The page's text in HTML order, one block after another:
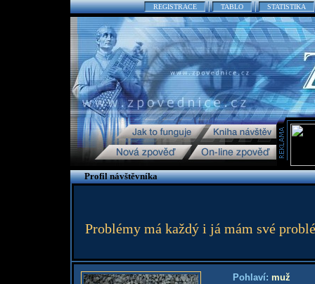
REGISTRACE TABLO STATISTIKA
Profil návštěvníka
Problémy má každý i já mám své
Pohlaví: muž